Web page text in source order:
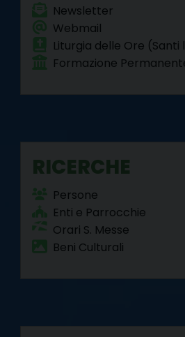
Newsletter
Webmail
Liturgia delle Ore (Santi
Formazione
RICERCHE
Persone
Enti e Parrocchie
Orari S. Messe
Beni Culturali